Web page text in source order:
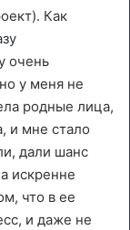
Как
очень
у меня не
родные лица,
и мне стало
дали шанс
искренне
что в ее
и даже не